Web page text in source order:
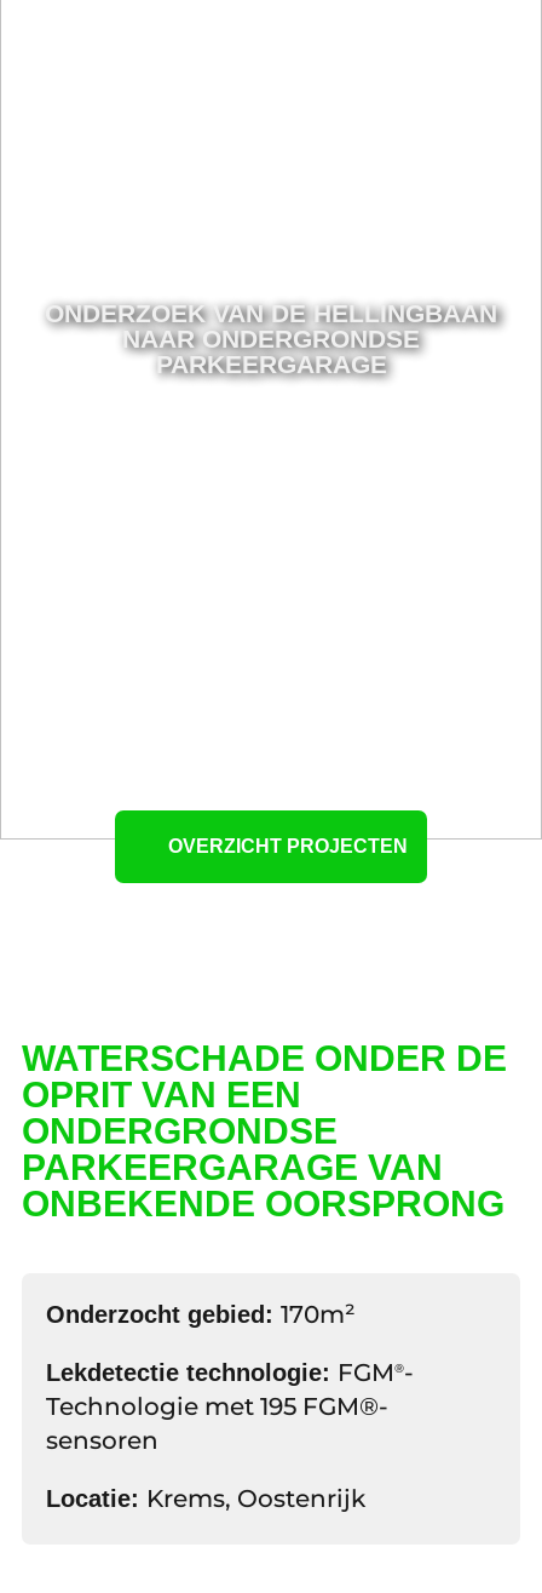
ONDERZOEK VAN DE HELLINGBAAN
NAAR ONDERGRONDSE
PARKEERGARAGE
OVERZICHT PROJECTEN
WATERSCHADE ONDER DE
OPRIT VAN EEN
ONDERGRONDSE
PARKEERGARAGE VAN
ONBEKENDE OORSPRONG
Onderzocht gebied: 170m²
Lekdetectie technologie: FGM®-
Technologie met 195 FGM®-
sensoren
Locatie: Krems, Oostenrijk